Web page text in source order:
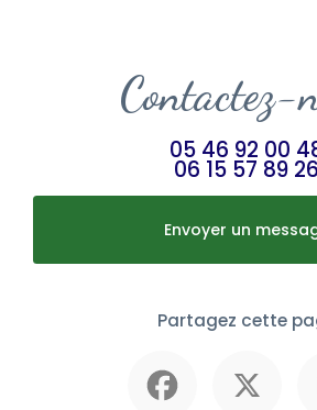
Contactez-
05 46 92 00
06 15 57 89 26
Envoyer un
Partagez cette